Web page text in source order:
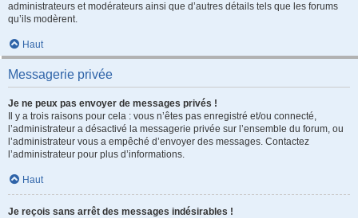
administrateurs et modérateurs ainsi que d’autres détails tels que les forums
qu’ils modèrent.
Haut
Messagerie privée
Je ne peux pas envoyer de messages privés !
Il y a trois raisons pour cela : vous n’êtes pas enregistré et/ou connecté,
l’administrateur a désactivé la messagerie privée sur l’ensemble du forum, ou
l’administrateur vous a empêché d’envoyer des messages. Contactez
l’administrateur pour plus d’informations.
Haut
Je reçois sans arrêt des messages indésirables !